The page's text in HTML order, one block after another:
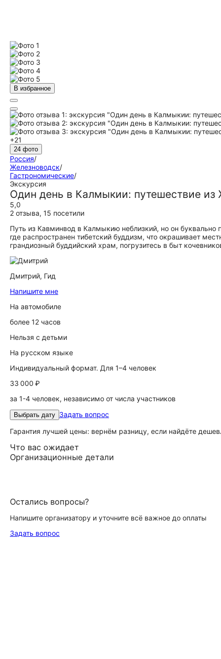
В избранное
+21
24 фото
Россия/
Железноводск/
Гастрономические/
Экскурсия
Один день в Калмыкии: путешествие из
5,0
2 отзыва, 15 посетили
Путь из Кавминвод в Калмыкию неблизкий, но он
где распространен тибетский буддизм, что окрашивает
грандиозный буддийский храм, погрузитесь в быт
Дмитрий, Гид
Напишите мне
На автомобиле
более 12 часов
Нельзя с детьми
На русском языке
Индивидуальный формат. Для 1–4 человек
33 000 ₽
за 1-4 человек, независимо от числа участников
Выбрать дату Задать вопрос
Гарантия лучшей цены: вернём разницу, если найдёте
Что вас ожидает
Организационные детали
Остались вопросы?
Напишите организатору и уточните всё важное до оплаты
Задать вопрос